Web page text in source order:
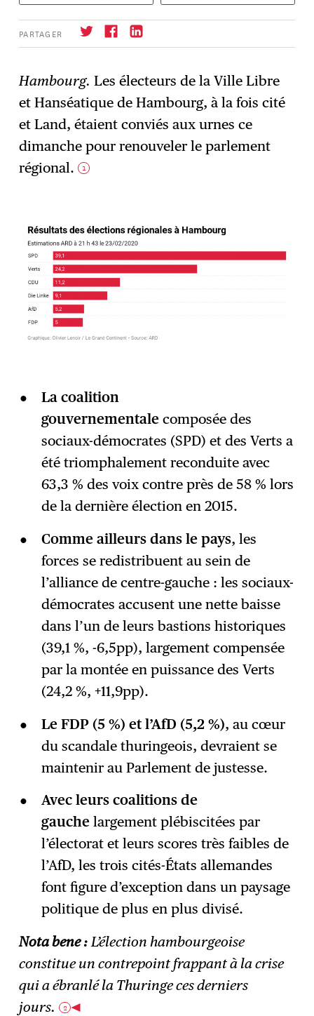
PARTAGER
→ S'abonner
Hambourg. Les électeurs de la Ville Libre
et Hanséatique de Hambourg, à la fois cité
et Land, étaient conviés aux urnes ce
dimanche pour renouveler le parlement
régional. 1
La coalition
gouvernementalecomposée des
sociaux-démocrates (SPD) et des Verts a
été triomphalement reconduite avec
63,3 % des voix contre près de 58 % lors
de la dernière élection en 2015.
Comme ailleurs dans le pays, les
forces se redistribuent au sein de
l’alliance de centre-gauche : les sociaux-
démocrates accusent une nette baisse
dans l’un de leurs bastions historiques
(39,1 %, -6,5pp), largement compensée
par la montée en puissance des Verts
(24,2 %, +11,9pp).
Le FDP (5 %) et l’AfD (5,2 %), au cœur
du scandale thuringeois, devraient se
maintenir au Parlement de justesse.
Avec leurs coalitions de
gauchelargement plébiscitées par
l’électorat et leurs scores très faibles de
l’AfD, les trois cités-États allemandes
font figure d’exception dans un paysage
politique de plus en plus divisé.
Nota bene : L’élection hambourgeoise
constitue un contrepoint frappant à la crise
qui a ébranlé la Thuringe ces derniers
jours.
2